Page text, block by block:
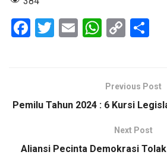
F
o
k
T
E
W
s
A
p
C
Li
n
k
e
Previous Post
Pemilu Tahun 2024 : 6 Kursi
Next Post
Aliansi Pecinta Demokrasi